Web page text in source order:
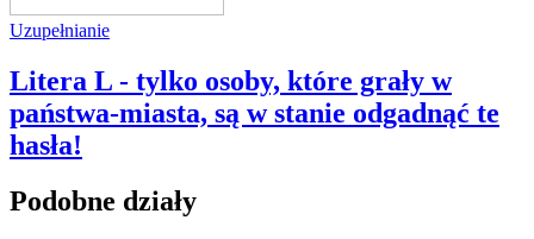
Uzupełnianie
Litera L - tylko osoby, które grały w
państwa-miasta, są w stanie odgadnąć te
hasła!
Podobne działy